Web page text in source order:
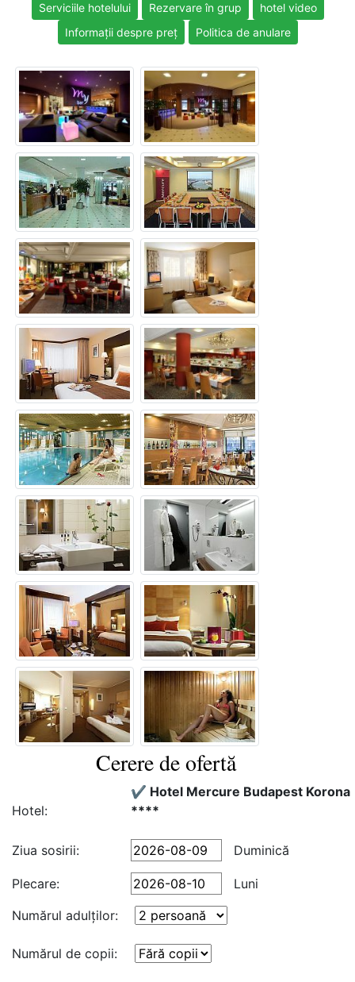
Serviciile hotelului Rezervare în grup
hotel video
Informații despre preț
Politica de anulare
Cerere de ofertă
Hotel:
✔️ Hotel Mercure Budapest Korona
****
Ziua sosirii: Duminică
Plecare:
Luni
Numărul adulţilor:
Numărul de copii: